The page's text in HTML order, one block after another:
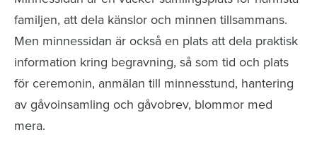
familjen, att dela känslor och minnen tillsammans.
Men minnessidan är också en plats att dela praktisk
information kring begravning, så som tid och plats
för ceremonin, anmälan till minnesstund, hantering
av gåvoinsamling och gåvobrev, blommor med
mera.